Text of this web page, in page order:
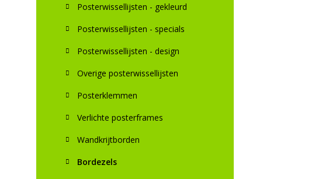
Posterwissellijsten - gekleurd
Posterwissellijsten - specials
Posterwissellijsten - design
Overige posterwissellijsten
Posterklemmen
Verlichte posterframes
Wandkrijtborden
Bordezels